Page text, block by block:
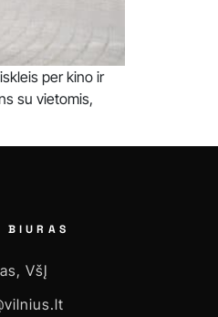
per kino ir
su vietomis,
BIURAS
VšĮ